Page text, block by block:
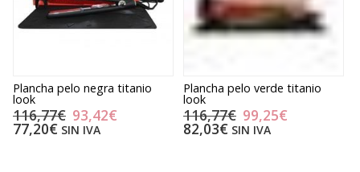
Plancha pelo negra titanio
look
116,77€ 93,42€
77,20€ SIN IVA
Plancha pelo verde titanio
look
116,77€ 99,25€
82,03€ SIN IVA